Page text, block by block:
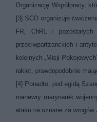
Organizację Współpracy,
[3] SCO organizuje
FR, ChRL i
przeciwpartzanckich i
kolejnych „Misji
rakiet, prawdopodobnie
[4] Ponadto, pod egidą
manewry marynarek
ataku na uznane za